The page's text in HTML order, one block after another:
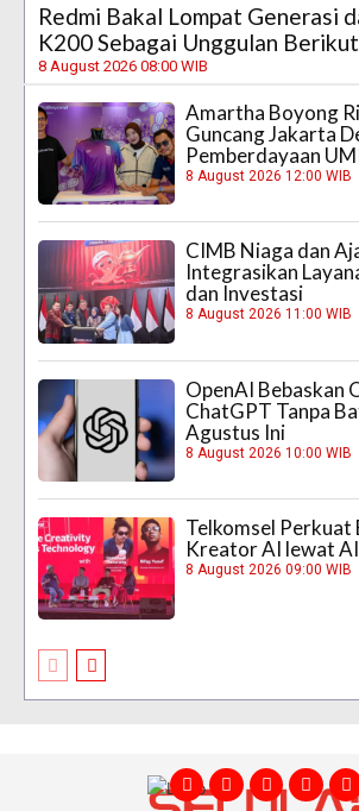
Redmi Bakal Lompat Generasi
K200 Sebagai Unggulan
8 August 2026 08:00 WIB
Amartha Boyong
Guncang Jakarta
Pemberdayaan
8 August 2026 12:00 WIB
CIMB Niaga dan
Integrasikan
dan Investasi
8 August 2026 11:00 WIB
OpenAI Bebaskan
ChatGPT Tanpa
Agustus Ini
8 August 2026 10:00 WIB
Telkomsel Perkuat
Kreator AI lewat
8 August 2026 09:00 WIB